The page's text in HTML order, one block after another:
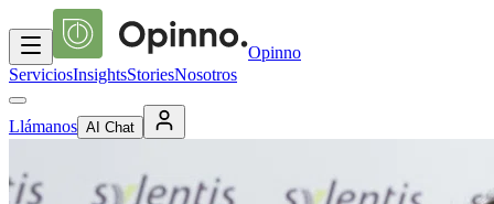
Opinno
ServiciosInsightsStoriesNosotros
Llámanos AI Chat